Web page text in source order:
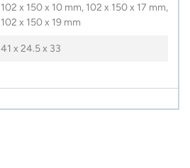
102 x 150 x 10 mm, 102 x 150 x 17 mm,
102 x 150 x 19 mm
41 x 24.5 x 33